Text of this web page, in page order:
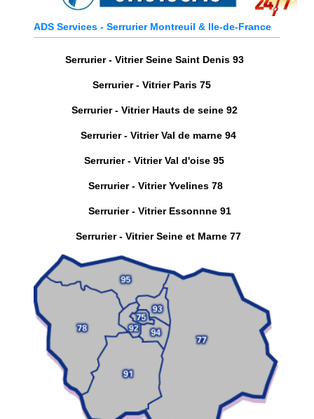
ADS Services - Serrurier Montreuil & Ile-de-France
Serrurier - Vitrier Seine Saint Denis 93
Serrurier - Vitrier Paris 75
Serrurier - Vitrier Hauts de seine 92
Serrurier - Vitrier Val de marne 94
Serrurier - Vitrier Val d'oise 95
Serrurier - Vitrier Yvelines 78
Serrurier - Vitrier Essonnne 91
Serrurier - Vitrier Seine et Marne 77